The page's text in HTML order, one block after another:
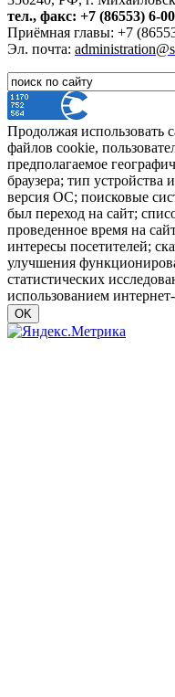
тел., факс: +7 (86553) 6-
Приёмная главы: +7
Эл. почта:
Продолжая использовать
файлов cookie,
предполагаемое
браузера; тип устройства
версия ОС; поисковые
был переход на сайт;
проведенное время на
интересы посетителей;
улучшения
статистических
использованием
OK